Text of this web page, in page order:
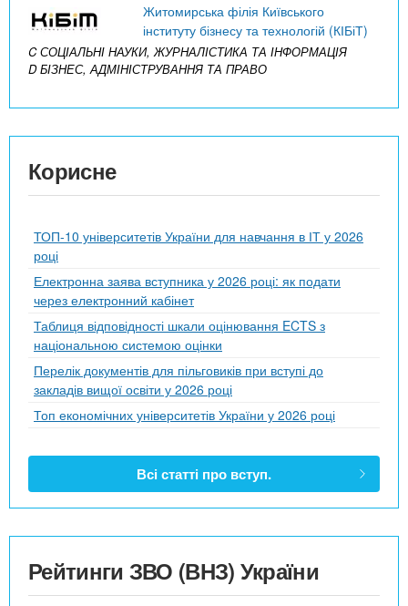
Житомирська філія Київського
інституту бізнесу та технологій (КІБіТ)
C СОЦІАЛЬНІ НАУКИ, ЖУРНАЛІСТИКА ТА ІНФОРМАЦІЯ
D БІЗНЕС, АДМІНІСТРУВАННЯ ТА ПРАВО
Корисне
ТОП-10 університетів України для навчання в ІТ у 2026
році
Електронна заява вступника у 2026 році: як подати
через електронний кабінет
Таблиця відповідності шкали оцінювання ECTS з
національною системою оцінки
Перелік документів для пільговиків при вступі до
закладів вищої освіти у 2026 році
Топ економічних університетів України у 2026 році
Всі статті про вступ.
Рейтинги ЗВО (ВНЗ) України